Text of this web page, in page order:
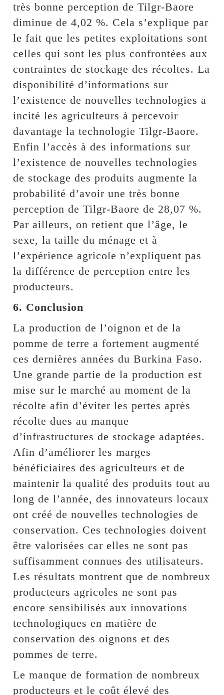
très bonne perception de Tilgr-Baore
diminue de 4,02 %. Cela s’explique par
le fait que les petites exploitations sont
celles qui sont les plus confrontées aux
contraintes de stockage des récoltes. La
disponibilité d’informations sur
l’existence de nouvelles technologies a
incité les agriculteurs à percevoir
davantage la technologie Tilgr-Baore.
Enfin l’accès à des informations sur
l’existence de nouvelles technologies
de stockage des produits augmente la
probabilité d’avoir une très bonne
perception de Tilgr-Baore de 28,07 %.
Par ailleurs, on retient que l’âge, le
sexe, la taille du ménage et à
l’expérience agricole n’expliquent pas
la différence de perception entre les
producteurs.
6. Conclusion
La production de l’oignon et de la
pomme de terre a fortement augmenté
ces dernières années du Burkina Faso.
Une grande partie de la production est
mise sur le marché au moment de la
récolte afin d’éviter les pertes après
récolte dues au manque
d’infrastructures de stockage adaptées.
Afin d’améliorer les marges
bénéficiaires des agriculteurs et de
maintenir la qualité des produits tout au
long de l’année, des innovateurs locaux
ont créé de nouvelles technologies de
conservation. Ces technologies doivent
être valorisées car elles ne sont pas
suffisamment connues des utilisateurs.
Les résultats montrent que de nombreux
producteurs agricoles ne sont pas
encore sensibilisés aux innovations
technologiques en matière de
conservation des oignons et des
pommes de terre.
Le manque de formation de nombreux
producteurs et le coût élevé des